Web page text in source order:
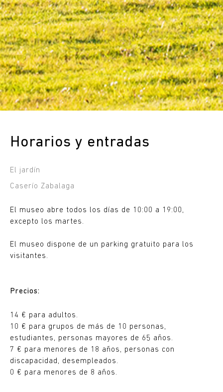
Horarios y entradas
El museo abre todos los días de 10:00 a 19:00,
excepto los martes.
El museo dispone de un parking gratuito para los
visitantes.
Precios:
14 € para adultos.
10 € para grupos de más de 10 personas,
estudiantes, personas mayores de 65 años.
7 € para menores de 18 años, personas con
discapacidad, desempleados.
0 € para menores de 8 años.
El jardín
Caserío Zabalaga